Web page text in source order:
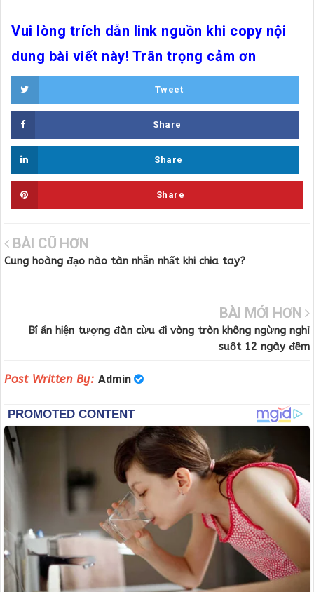
Vui lòng trích dẫn link nguồn khi copy nội
dung bài viết này! Trân trọng cảm ơn
Tweet
Share
Share
Share
BÀI CŨ HƠN
Cung hoàng đạo nào tàn nhẫn nhất khi chia tay?
BÀI MỚI HƠN
Bí ẩn hiện tượng đàn cừu đi vòng tròn không ngừng nghỉ
suốt 12 ngày đêm
Post Written By: Admin